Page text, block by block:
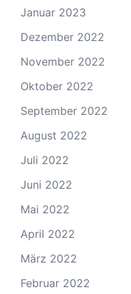
Januar 2023
Dezember 2022
November 2022
Oktober 2022
September 2022
August 2022
Juli 2022
Juni 2022
Mai 2022
April 2022
März 2022
Februar 2022